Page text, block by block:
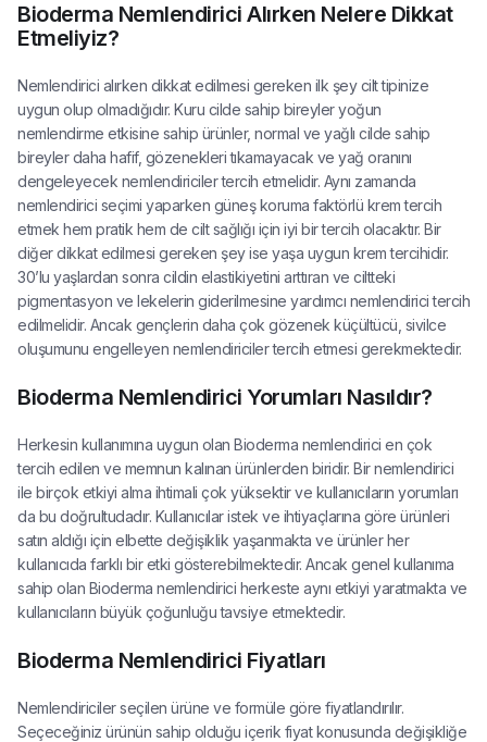
Bioderma Nemlendirici Alırken Nelere Dikkat
Etmeliyiz?
Nemlendirici alırken dikkat edilmesi gereken ilk şey cilt tipinize
uygun olup olmadığıdır. Kuru cilde sahip bireyler yoğun
nemlendirme etkisine sahip ürünler, normal ve yağlı cilde sahip
bireyler daha hafif, gözenekleri tıkamayacak ve yağ oranını
dengeleyecek nemlendiriciler tercih etmelidir. Aynı zamanda
nemlendirici seçimi yaparken güneş koruma faktörlü krem tercih
etmek hem pratik hem de cilt sağlığı için iyi bir tercih olacaktır. Bir
diğer dikkat edilmesi gereken şey ise yaşa uygun krem tercihidir.
30’lu yaşlardan sonra cildin elastikiyetini arttıran ve ciltteki
pigmentasyon ve lekelerin giderilmesine yardımcı nemlendirici tercih
edilmelidir. Ancak gençlerin daha çok gözenek küçültücü, sivilce
oluşumunu engelleyen nemlendiriciler tercih etmesi gerekmektedir.
Bioderma Nemlendirici Yorumları Nasıldır?
Herkesin kullanımına uygun olan Bioderma nemlendirici en çok
tercih edilen ve memnun kalınan ürünlerden biridir. Bir nemlendirici
ile birçok etkiyi alma ihtimali çok yüksektir ve kullanıcıların yorumları
da bu doğrultudadır. Kullanıcılar istek ve ihtiyaçlarına göre ürünleri
satın aldığı için elbette değişiklik yaşanmakta ve ürünler her
kullanıcıda farklı bir etki gösterebilmektedir. Ancak genel kullanıma
sahip olan Bioderma nemlendirici herkeste aynı etkiyi yaratmakta ve
kullanıcıların büyük çoğunluğu tavsiye etmektedir.
Bioderma Nemlendirici Fiyatları
Nemlendiriciler seçilen ürüne ve formüle göre fiyatlandırılır.
Seçeceğiniz ürünün sahip olduğu içerik fiyat konusunda değişikliğe